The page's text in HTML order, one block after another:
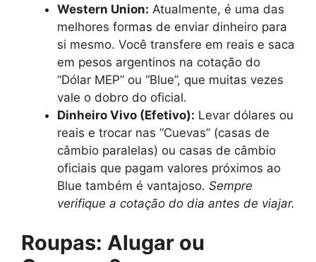
Western Union: Atualmente, é uma das
melhores formas de enviar dinheiro para
si mesmo. Você transfere em reais e saca
em pesos argentinos na cotação do
“Dólar MEP” ou “Blue”, que muitas vezes
vale o dobro do oficial.
Dinheiro Vivo (Efetivo): Levar dólares ou
reais e trocar nas “Cuevas” (casas de
câmbio paralelas) ou casas de câmbio
oficiais que pagam valores próximos ao
Blue também é vantajoso. Sempre
verifique a cotação do dia antes de viajar.
Roupas: Alugar ou